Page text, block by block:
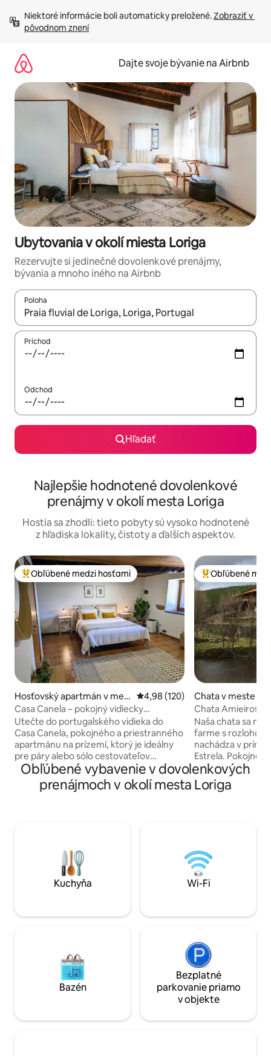
obsah.
Niektoré informácie boli automaticky preložené. Zobraziť v
pôvodnom znení
Dajte svoje bývanie na Airbnb
Ubytovania v okolí miesta Loriga
Rezervujte si jedinečné dovolenkové prenájmy,
bývania a mnoho iného na Airbnb
Poloha
Keď budú výsledky k dispozícii, môžete si ich prechádzať
Príchod
Odchod
Hľadať
Najlepšie hodnotené dovolenkové
prenájmy v okolí mesta Loriga
Hostia sa zhodli: tieto pobyty sú vysoko hodnotené
z hľadiska lokality, čistoty a ďalších aspektov.
Najobľúbenejšie medzi hosťami
Obľúbené medzi hosťami
Hosťovský apartmán v mest
e Serpins
Priemerné ohodnotenie 4,98 z
4,98 (120)
Casa Canela – pokojný vidiecky
apartmán
Utečte do portugalského vidieka do
Casa Canela, pokojného a priestranného
apartmánu na prízemí, ktorý je ideálny
pre páry alebo sólo cestovateľov
hľadajúcich pokoj, pohodlie a priestor na
spomalenie. Je obklopený prírodou a len
kúsok jazdy od Coimbry. Je to pokojná
terasu a do sezónneho bazéna – ideálne
na oddychové dni vonku na jar a v lete a
na pokojné pobyty po celý rok.
Najobľúbenejšie
Obľúbené
Chata v meste
eio
Chata Amieiros
Naša chata sa
farme s rozlohou
nachádza v
Estrela. Pokojné
môžete
miestnu faunu,
borovicovým
Farma, chata,
určené výhradne
Obľúbené vybavenie v dovolenkových
prenájmoch v okolí mesta Loriga
Kuchyňa Wi-Fi
Bazén
Bezplatné
parkovanie priamo
v objekte